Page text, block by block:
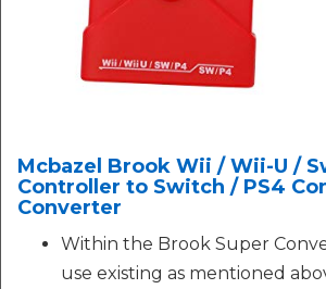
Mcbazel Brook Wii / Wii-U /
Controller to Switch / PS4
Converter
Within the Brook Super
use existing as mentioned